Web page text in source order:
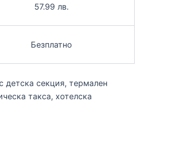
57.99 лв.
Безплатно
детска секция, термален
такса, хотелска